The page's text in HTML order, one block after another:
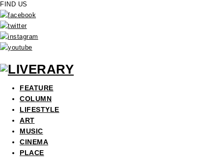
FIND US
FEATURE
COLUMN
LIFESTYLE
ART
MUSIC
CINEMA
PLACE